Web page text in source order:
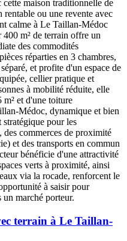
maison traditionnelle de
ou une revente avec
calme à Le Taillan-Médoc
m² de terrain offre un
des commodités
réparties en 3 chambres,
et profite d'un espace de
cellier pratique et
à mobilité réduite, elle
m² et d'une toiture
Médoc, dynamique et bien
stratégique pour les
des commerces de proximité
et des transports en commun
bénéficie d'une attractivité
verts à proximité, ainsi
via la rocade, renforcent le
à saisir pour
un marché porteur.
terrain à Le Taillan-